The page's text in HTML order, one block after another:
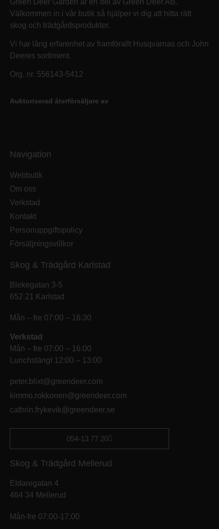
Välkommen in i vår butik så hjälper vi dig att hitta rätt
skog och trädgårdsprodukter.
Vi har lång erfarenhet av framförallt Husqvarnas och John
Deeres sortiment.
Org. nr. 556143-5412
Auktoriserad återförsäljare av
Navigation
Webbutik
Om oss
Verkstad
Kontakt
Personuppgiftspolicy
Försäljningsvillkor
Skog & Trädgård Karlstad
Blekegatan 3-5
652 21 Karlstad
Mån – fre 07:00 – 16:30
Verkstad
Mån – fre 07:00 – 16:00
Lunchstängt 12:00 – 13:00
peter.blixt@greendeer.com
kimmo.rokkonen@greendeer.com
cathrin.frykevik@greendeer.se
054-13 77 20
Skog & Trädgård Mellerud
Eldaregatan 4
464 34 Mellerud
Mån-fre 07:00-17:00